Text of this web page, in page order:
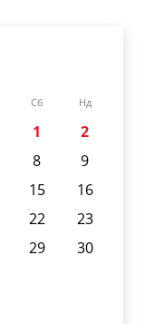
Сб Нд
1
2
8
9
15
16
22
23
29
30